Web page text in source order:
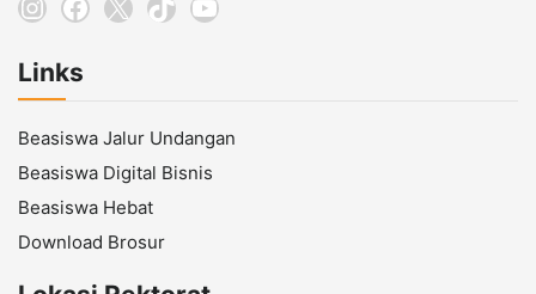
Links
Beasiswa Jalur Undangan
Beasiswa Digital Bisnis
Beasiswa Hebat
Download Brosur